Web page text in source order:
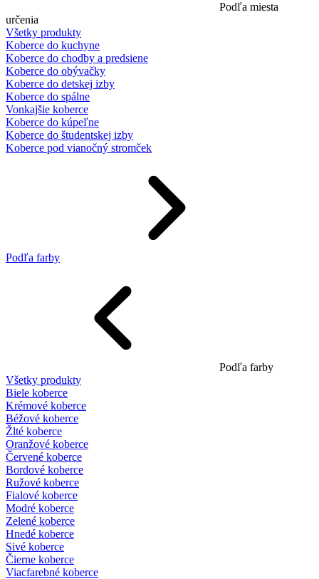
Podľa miesta
určenia
Všetky produkty
Koberce do kuchyne
Koberce do chodby a predsiene
Koberce do obývačky
Koberce do detskej izby
Koberce do spálne
Vonkajšie koberce
Koberce do kúpeľne
Koberce do študentskej izby
Koberce pod vianočný stromček
Podľa farby
Podľa farby
Všetky produkty
Biele koberce
Krémové koberce
Béžové koberce
Žlté koberce
Oranžové koberce
Červené koberce
Bordové koberce
Ružové koberce
Fialové koberce
Modré koberce
Zelené koberce
Hnedé koberce
Sivé koberce
Čierne koberce
Viacfarebné koberce